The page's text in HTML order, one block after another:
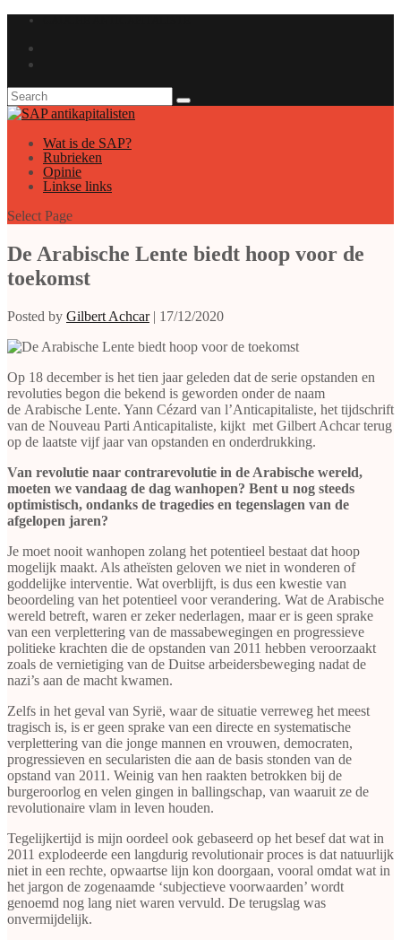
Wat is de SAP?
Rubrieken
Opinie
Linkse links
Select Page
De Arabische Lente biedt hoop voor de
toekomst
Posted by Gilbert Achcar| 17/12/2020
Op 18 december is het tien jaar geleden dat de serie opstanden en
revoluties begon die bekend is geworden onder de naam
de Arabische Lente. Yann Cézard van l’Anticapitaliste, het tijdschrift
van de Nouveau Parti Anticapitaliste, kijkt met Gilbert Achcar terug
op de laatste vijf jaar van opstanden en onderdrukking.
Van revolutie naar contrarevolutie in de Arabische wereld,
moeten we vandaag de dag wanhopen? Bent u nog steeds
optimistisch, ondanks de tragedies en tegenslagen van de
afgelopen jaren?
Je moet nooit wanhopen zolang het potentieel bestaat dat hoop
mogelijk maakt. Als atheïsten geloven we niet in wonderen of
goddelijke interventie. Wat overblijft, is dus een kwestie van
beoordeling van het potentieel voor verandering. Wat de Arabische
wereld betreft, waren er zeker nederlagen, maar er is geen sprake
van een verplettering van de massabewegingen en progressieve
politieke krachten die de opstanden van 2011 hebben veroorzaakt
zoals de vernietiging van de Duitse arbeidersbeweging nadat de
nazi’s aan de macht kwamen.
Zelfs in het geval van Syrië, waar de situatie verreweg het meest
tragisch is, is er geen sprake van een directe en systematische
verplettering van die jonge mannen en vrouwen, democraten,
progressieven en secularisten die aan de basis stonden van de
opstand van 2011. Weinig van hen raakten betrokken bij de
burgeroorlog en velen gingen in ballingschap, van waaruit ze de
revolutionaire vlam in leven houden.
Tegelijkertijd is mijn oordeel ook gebaseerd op het besef dat wat in
2011 explodeerde een langdurig revolutionair proces is dat natuurlijk
niet in een rechte, opwaartse lijn kon doorgaan, vooral omdat wat in
het jargon de zogenaamde ‘subjectieve voorwaarden’ wordt
genoemd nog lang niet waren vervuld. De terugslag was
onvermijdelijk.